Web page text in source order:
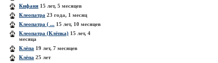
Кифаня 15 лет, 5 месяцев
Клеопатра 23 года, 1 месяц
Клеопатра ( ... 15 лет, 10 месяцев
Клеопатра (Клёпка) 15 лет, 4
месяца
Клёпа 19 лет, 7 месяцев
Клёпа 25 лет